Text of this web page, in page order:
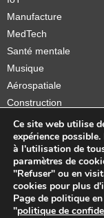
Manufacture
MedTech
Santé mentale
Musique
Aérospatiale
Construction
Orthèses et prothèses
Startups
Copyright
Ce site web utilise
expérience
à l'utilisation de
paramètres de
"Refuser" ou en
cookies pour plus
Page de politique
"politique de